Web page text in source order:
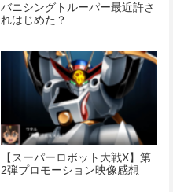
バニシングトルーパー最近許さ
れはじめた？
【スーパーロボット大戦X】第
2弾プロモーション映像感想